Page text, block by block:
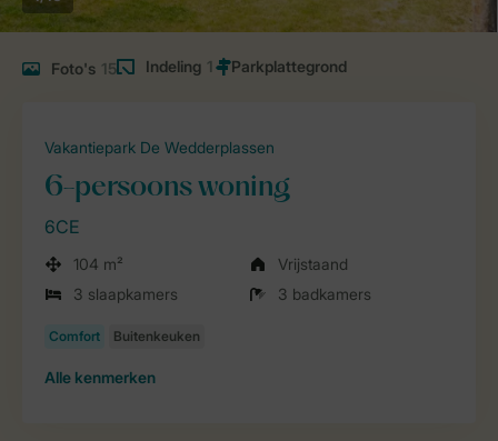
Foto's 15 Indeling 1
Vakantiepark De Wedderplassen
6-persoons woning
6CE
104 m²
Vrijstaand
3 slaapkamers
3 badkamers
Alle kenmerken